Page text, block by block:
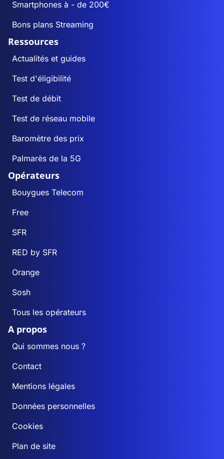
Smartphones à - de 200€
Bons plans Streaming
Ressources
Actualités et guides
Test d'éligibilité
Test de débit
Test de réseau mobile
Baromètre des prix
Palmarès de la 5G
Opérateurs
Bouygues Telecom
Free
SFR
RED by SFR
Orange
Sosh
Tous les opérateurs
A propos
Qui sommes nous ?
Contact
Mentions légales
Données personnelles
Cookies
Plan de site